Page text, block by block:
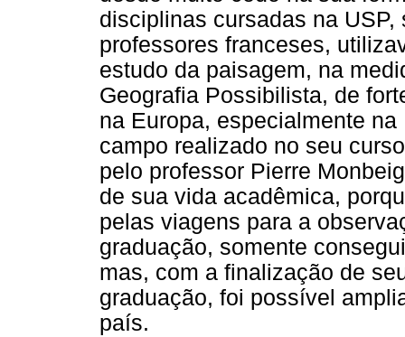
disciplinas cursadas na
professores franceses,
estudo da paisagem, na
Geografia Possibilista, de
na Europa, especialmente
campo realizado no seu
pelo professor Pierre
de sua vida acadêmica,
pelas viagens para a
graduação, somente
mas, com a finalização de
graduação, foi possível
país.